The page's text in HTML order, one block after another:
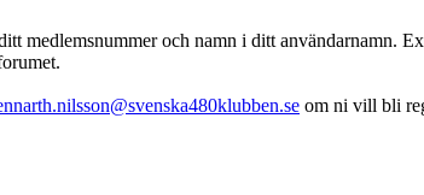
medlemsnummer och namn i ditt användarnamn.
om ni vill bli